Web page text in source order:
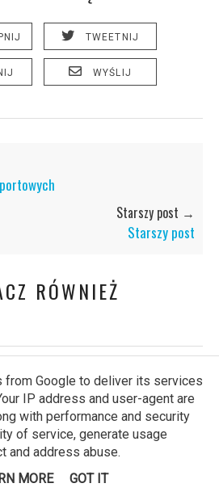
TWEETNIJ
WYŚLIJ
Starszy post →
Starszy post
RÓWNIEŻ
u siebie ten zestaw gier - i bardzo
Google to deliver its services
IP address and user-agent are
with performance and security
of service, generate usage
and address abuse.
MORE
GOT IT